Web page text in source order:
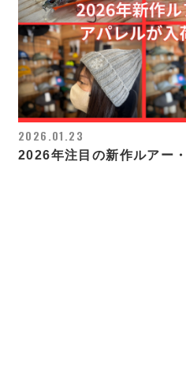
2026.01.23
2026年注目の新作ルアー